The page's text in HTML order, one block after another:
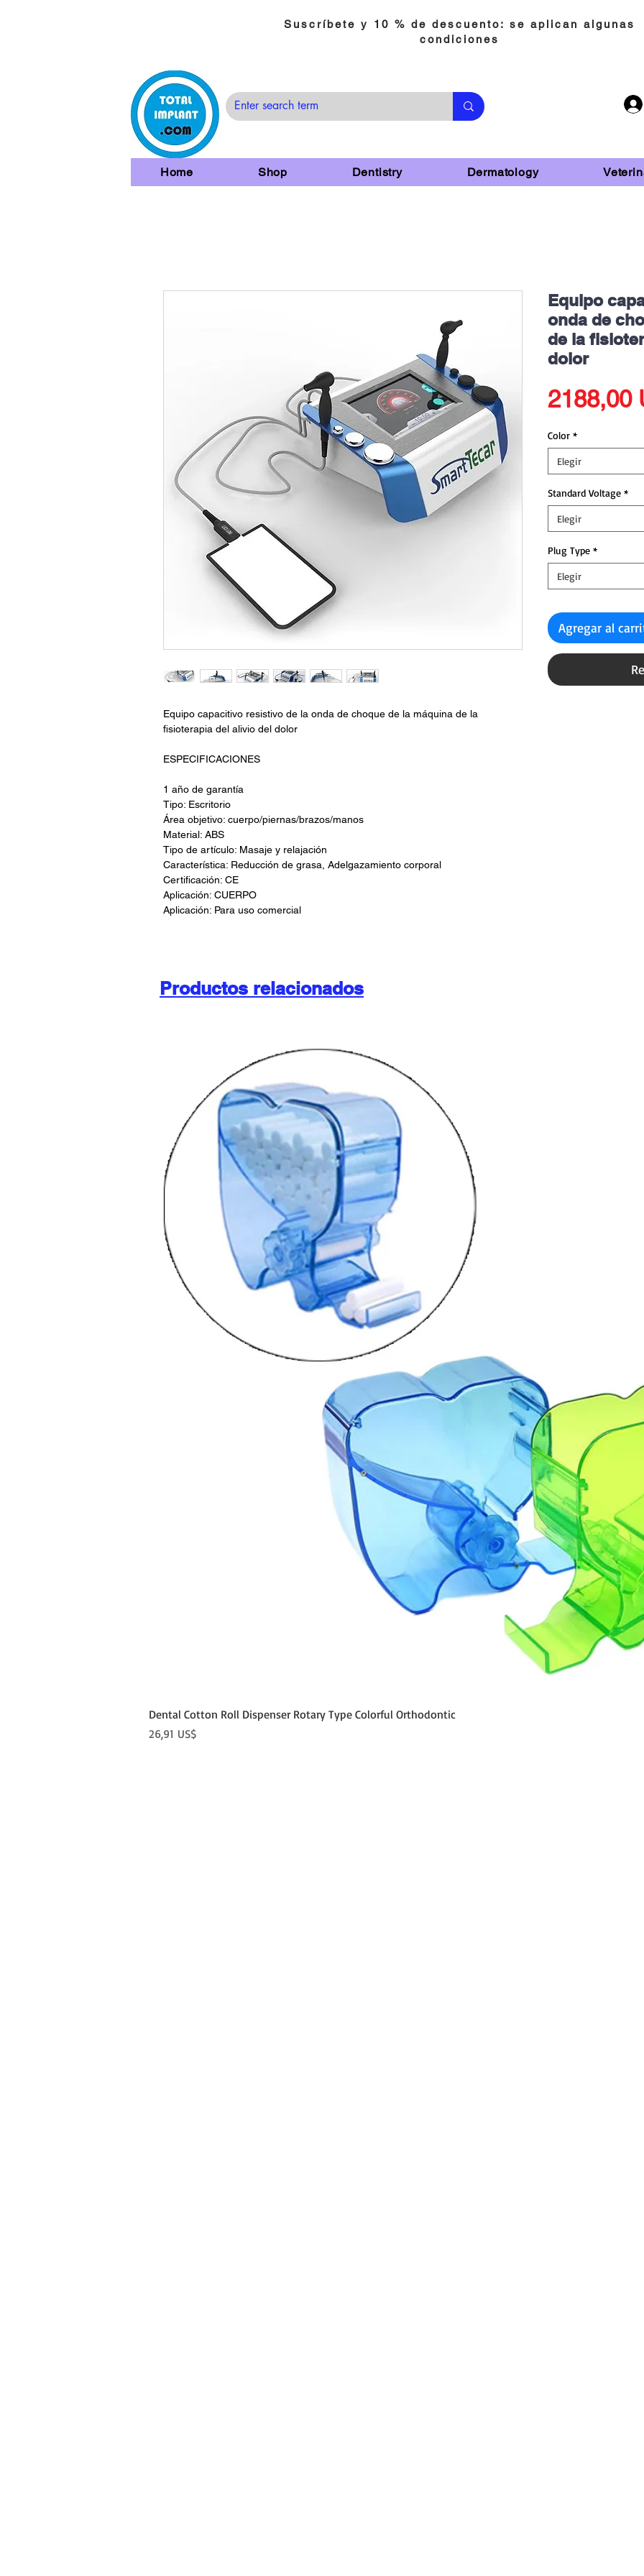
Suscríbete y 10 % de descuento: se aplican algunas
condiciones
Home Shop Dentistry Dermatology
Equipo capacitivo resistivo de la onda de choque de la máquina de la
fisioterapia del alivio del dolor
ESPECIFICACIONES
1 año de garantía
Tipo: Escritorio
Área objetivo: cuerpo/piernas/brazos/manos
Material: ABS
Tipo de artículo: Masaje y relajación
Característica: Reducción de grasa, Adelgazamiento corporal
Certificación: CE
Aplicación: CUERPO
Aplicación: Para uso comercial
Equipo
onda de
de la
dolor
2188,00
Color *
Elegir
Standard Voltage *
Elegir
Plug Type *
Elegir
Agregar al
Productos relacionados
Dental Cotton Roll Dispenser Rotary Type Colorful Orthodontic
Precio
26,91 US$